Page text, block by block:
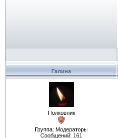
Галина
Полковник
Группа: Модераторы
Сообщений: 161